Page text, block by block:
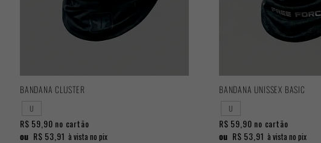
BANDANA CLUSTER
U
R$ 59,90 no cartão
ou R$ 53,91 à vista no pix
BANDANA UNISSEX BASIC
U
R$ 59,90 no cartão
ou R$ 53,91 à vista no pix